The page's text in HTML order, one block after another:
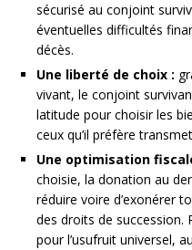
sécurisé au conjoint
éventuelles difficultés
décès.
Une liberté de choix :
vivant, le conjoint
latitude pour choisir les
ceux qu’il préfère
Une optimisation
choisie, la donation au
réduire voire d’exonérer
des droits de succession.
pour l’usufruit universel,